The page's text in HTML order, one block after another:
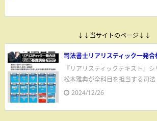
↓↓当サイトのページ↓↓
司法書士リアリスティック一発
『リアリスティックテキスト』
松本雅典が全科目を担当する司法
2024/12/26